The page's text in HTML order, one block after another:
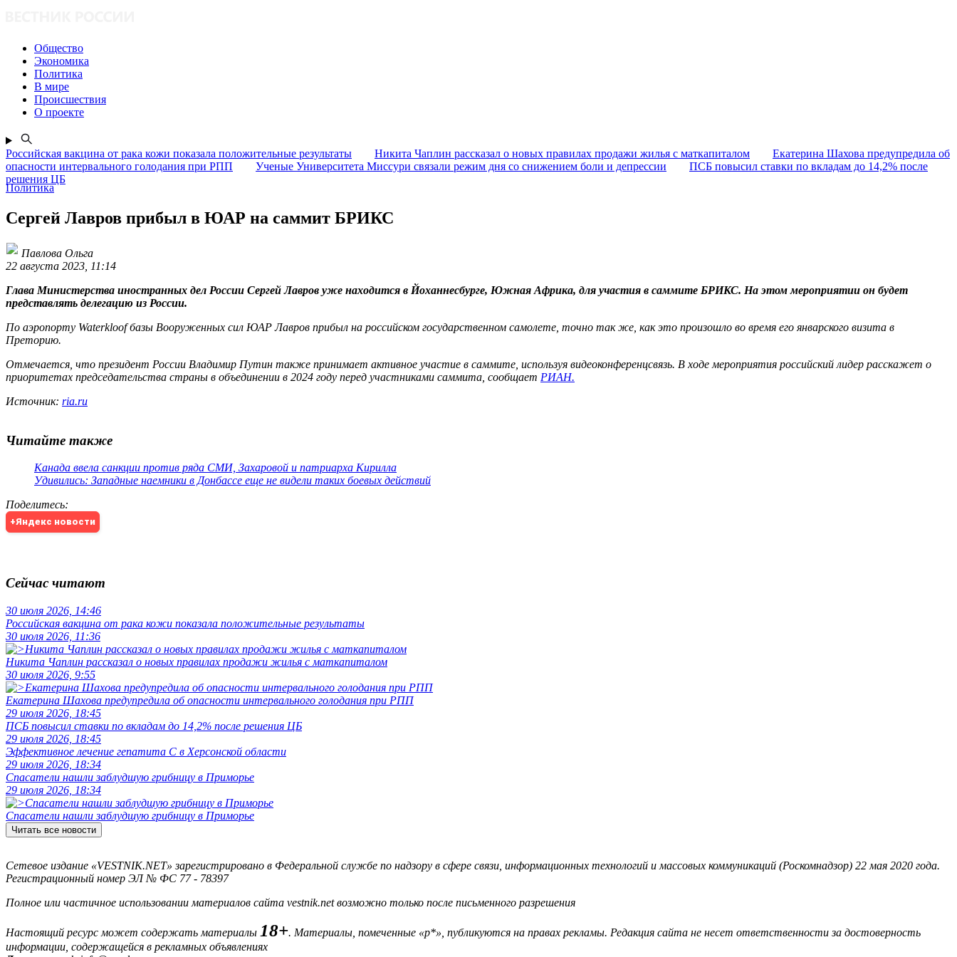
Общество
Экономика
Политика
В мире
Происшествия
О проекте
Российская вакцина от рака кожи показала положительные результаты Никита Чаплин рассказал о новых правилах продажи жилья с маткапиталом
Екатерина Шахова предупредила об
опасности интервального голодания при РПП
Ученые Университета Миссури связали режим дня со снижением боли и депрессии
ПСБ повысил ставки по вкладам до 14,2% после
решения ЦБ
Политика
Сергей Лавров прибыл в ЮАР на саммит БРИКС
Павлова Ольга
22 августа 2023, 11:14
Глава Министерства иностранных дел России Сергей Лавров уже находится в Йоханнесбурге, Южная Африка, для участия в саммите БРИКС. На этом мероприятии он будет
представлять делегацию из России.
По аэропорту Waterkloof базы Вооруженных сил ЮАР Лавров прибыл на российском государственном самолете, точно так же, как это произошло во время его январского визита в
Преторию.
Отмечается, что президент России Владимир Путин также принимает активное участие в саммите, используя видеоконференцсвязь. В ходе мероприятия российский лидер расскажет о
приоритетах председательства страны в объединении в 2024 году перед участниками саммита, сообщает РИАН.
Источник: ria.ru
Читайте также
Канада ввела санкции против ряда СМИ, Захаровой и патриарха Кирилла
Удивились: Западные наемники в Донбассе еще не видели таких боевых действий
Поделитесь:
+Яндекс новости
Сейчас читают
30 июля 2026, 14:46
Российская вакцина от рака кожи показала положительные результаты
30 июля 2026, 11:36
Никита Чаплин рассказал о новых правилах продажи жилья с маткапиталом
30 июля 2026, 9:55
Екатерина Шахова предупредила об опасности интервального голодания при РПП
29 июля 2026, 18:45
ПСБ повысил ставки по вкладам до 14,2% после решения ЦБ
29 июля 2026, 18:45
Эффективное лечение гепатита C в Херсонской области
29 июля 2026, 18:34
Спасатели нашли заблудшую грибницу в Приморье
29 июля 2026, 18:34
Спасатели нашли заблудшую грибницу в Приморье
Читать все новости
Сетевое издание «VESTNIK.NET» зарегистрировано в Федеральной службе по надзору в сфере связи, информационных технологий и массовых коммуникаций (Роскомнадзор) 22 мая 2020 года.
Регистрационный номер ЭЛ № ФС 77 - 78397
Полное или частичное использовании материалов сайта vestnik.net возможно только после письменного разрешения
Настоящий ресурс может содержать материалы 18+. Материалы, помеченные «р*», публикуются на правах рекламы. Редакция сайта не несет ответственности за достоверность
информации, содержащейся в рекламных объявлениях